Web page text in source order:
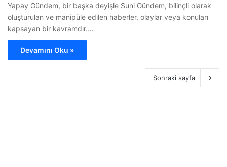
Yapay Gündem, bir başka deyişle Suni Gündem, bilinçli olarak
oluşturulan ve manipüle edilen haberler, olaylar veya konuları
kapsayan bir kavramdır.…
Devamını Oku »
Sonraki sayfa